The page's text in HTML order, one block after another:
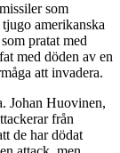
som
amerikanska
pratat med
med döden av en
att invadera.
Johan Huovinen,
från
de har dödat